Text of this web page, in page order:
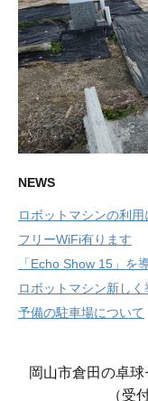
NEWS
ロボットマシンの利用
フリーWiFi有ります
「Echo Show 15」を
ロボットマシン新しく
予備の駐車場について
岡山市倉田の卓
（受